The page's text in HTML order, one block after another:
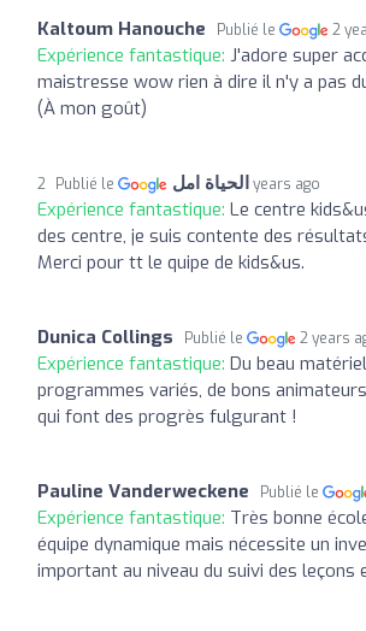
Kaltoum Hanouche Publié le 2
Expérience fantastique: J'adore super
maistresse wow rien à dire il n'y a pas
(À mon goût)
الحياة امل Publié le 2 years ago
Expérience fantastique: Le centre
des centre, je suis contente des
Merci pour tt le quipe de kids&us.
Dunica Collings Publié le 2 years
Expérience fantastique: Du beau
programmes variés, de bons
qui font des progrès fulgurant !
Pauline Vanderweckene Publié le
Expérience fantastique: Très bonne
équipe dynamique mais nécessite un
important au niveau du suivi des leçons